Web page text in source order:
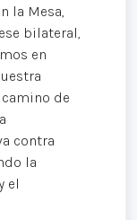
la Mesa,
bilateral,
en
de
contra
la
el